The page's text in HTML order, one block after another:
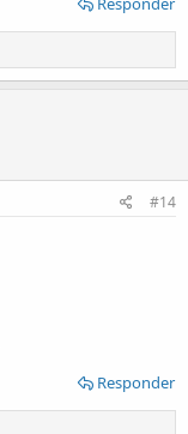
#14
Responder